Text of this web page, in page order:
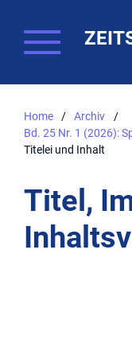
Home / Archiv
/
Bd. 25 Nr. 1 (2026):
Titelei und Inhalt
Titel,